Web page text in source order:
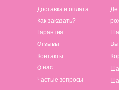
Доставка и оплата
Как заказать?
Гарантия
Отзывы
Контакты
О нас
Частые вопросы